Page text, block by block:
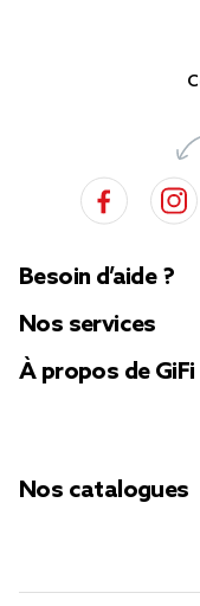
Besoin d’aide ?
Nos services
À propos de GiFi
Nos catalogues